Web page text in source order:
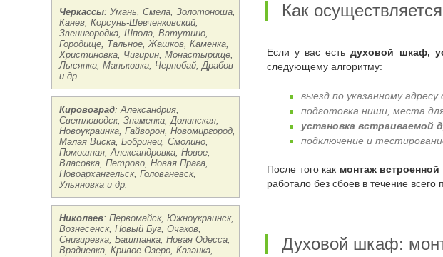
Черкассы: Умань, Смела, Золотоноша,
Канев, Корсунь-Шевченковский,
Звенигородка, Шпола, Ватутино,
Городище, Тальное, Жашков, Каменка,
Христиновка, Чигирин, Монастырище,
Лысянка, Маньковка, Чернобай, Драбов
и др.
Кировоград: Александрия,
Светловодск, Знаменка, Долинская,
Новоукраинка, Гайворон, Новомиргород,
Малая Виска, Бобринец, Смолино,
Помошная, Александровка, Новое,
Власовка, Петрово, Новая Прага,
Новоархангельск, Голованевск,
Ульяновка и др.
Николаев: Первомайск, Южноукраинск,
Вознесенск, Новый Буг, Очаков,
Снигиревка, Баштанка, Новая Одесса,
Врадиевка, Кривое Озеро, Казанка,
Как
Если у вас естьдуховой шкаф,
следующему алгоритму:
выезд по указанному
подготовка ниши, места
установка встраиваемой
подключение и
После того как монтаж встроенной
работало без сбоев в течение всего
Духовой шкаф: